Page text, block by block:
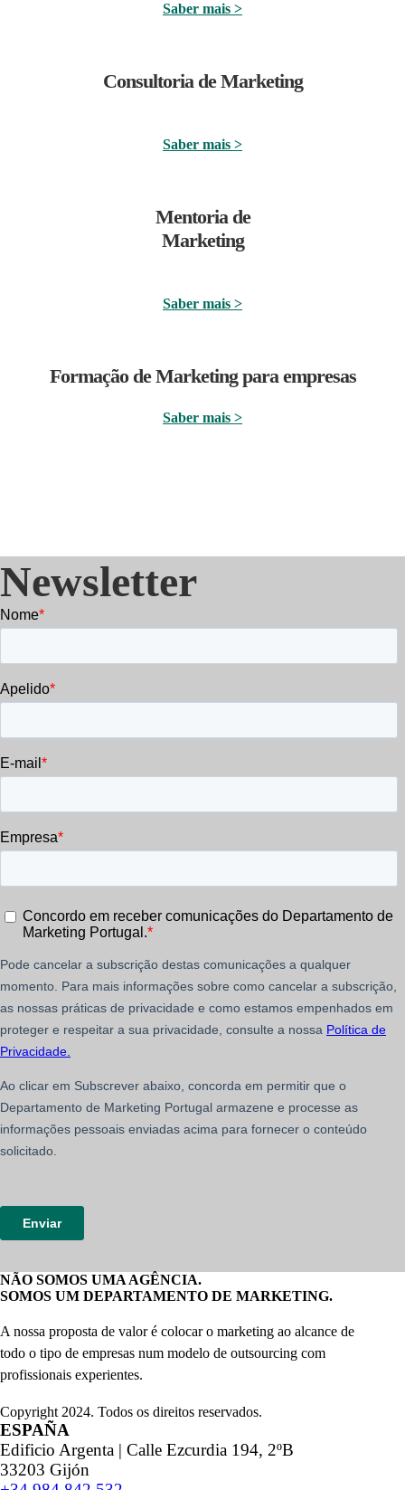
Saber mais >
Consultoria de Marketing
Saber mais >
Mentoria de
Marketing
Saber mais >
Formação de Marketing para empresas
Saber mais >
Newsletter
NÃO SOMOS UMA AGÊNCIA.
SOMOS UM DEPARTAMENTO DE MARKETING.
A nossa proposta de valor é colocar o marketing ao alcance de
todo o tipo de empresas num modelo de outsourcing com
profissionais experientes.
Copyright 2024. Todos os direitos reservados.
ESPAÑA
Edificio Argenta | Calle Ezcurdia 194, 2ºB
33203 Gijón